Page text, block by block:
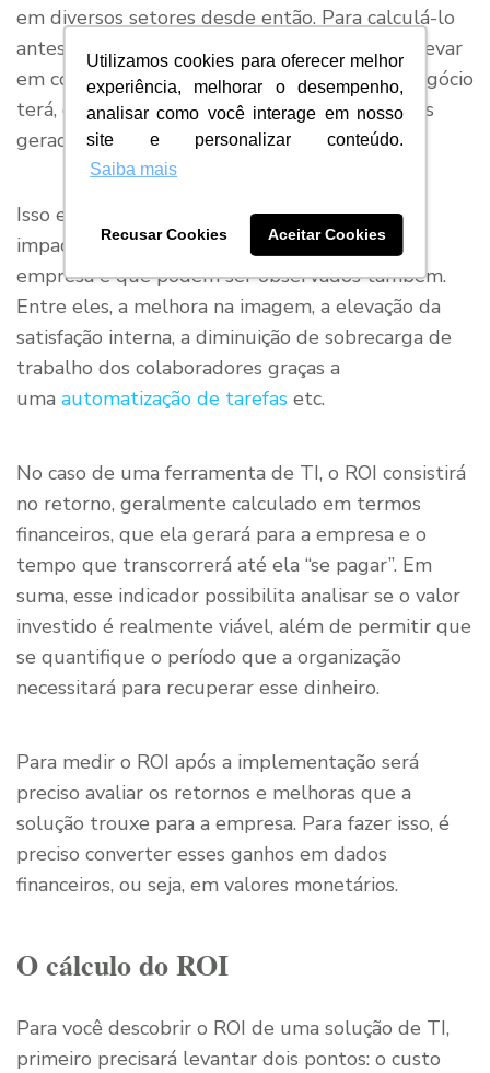
Utilizamos cookies para oferecer melhor
experiência, melhorar o desempenho,
analisar como você interage em nosso
site e personalizar conteúdo.
Saiba mais
Recusar Cookies Aceitar Cookies
em diversos setores desde então. Para calculá-lo
antes de concluir um investimento é preciso levar
em consideração os possíveis ganhos que o negócio
terá, como aumento nas receitas ou economias
geradas.
Isso em termos financeiros, pois há outros
impactos que podem ser importantes para a
empresa e que podem ser observados também.
Entre eles, a melhora na imagem, a elevação da
satisfação interna, a diminuição de sobrecarga de
trabalho dos colaboradores graças a
uma automatização de tarefas etc.
No caso de uma ferramenta de TI, o ROI consistirá
no retorno, geralmente calculado em termos
financeiros, que ela gerará para a empresa e o
tempo que transcorrerá até ela “se pagar”. Em
suma, esse indicador possibilita analisar se o valor
investido é realmente viável, além de permitir que
se quantifique o período que a organização
necessitará para recuperar esse dinheiro.
Para medir o ROI após a implementação será
preciso avaliar os retornos e melhoras que a
solução trouxe para a empresa. Para fazer isso, é
preciso converter esses ganhos em dados
financeiros, ou seja, em valores monetários.
O cálculo do ROI
Para você descobrir o ROI de uma solução de TI,
primeiro precisará levantar dois pontos: o custo